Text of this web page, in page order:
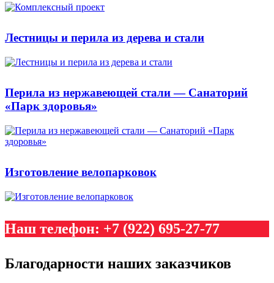
Лестницы и перила из дерева и стали
Перила из нержавеющей стали — Санаторий
«Парк здоровья»
Изготовление велопарковок
Наш телефон: +7 (922) 695-27-77
Благодарности наших заказчиков